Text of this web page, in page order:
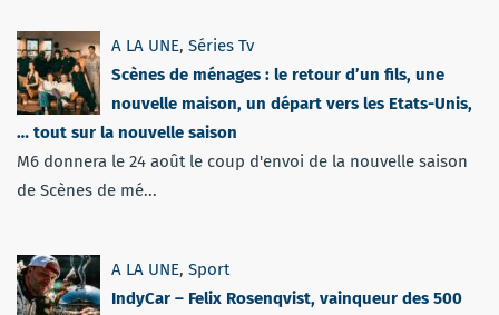
A LA UNE, Séries Tv
Scènes de ménages : le retour d’un fils, une
nouvelle maison, un départ vers les Etats-Unis,
… tout sur la nouvelle saison
M6 donnera le 24 août le coup d'envoi de la nouvelle saison
de Scènes de mé...
A LA UNE, Sport
IndyCar – Felix Rosenqvist, vainqueur des 500